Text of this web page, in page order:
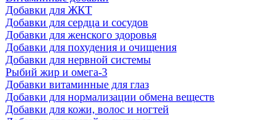
Добавки для ЖКТ
Добавки для сердца и сосудов
Добавки для женского здоровья
Добавки для похудения и очищения
Добавки для нервной системы
Рыбий жир и омега-3
Добавки витаминные для глаз
Добавки для нормализации обмена веществ
Добавки для кожи, волос и ногтей